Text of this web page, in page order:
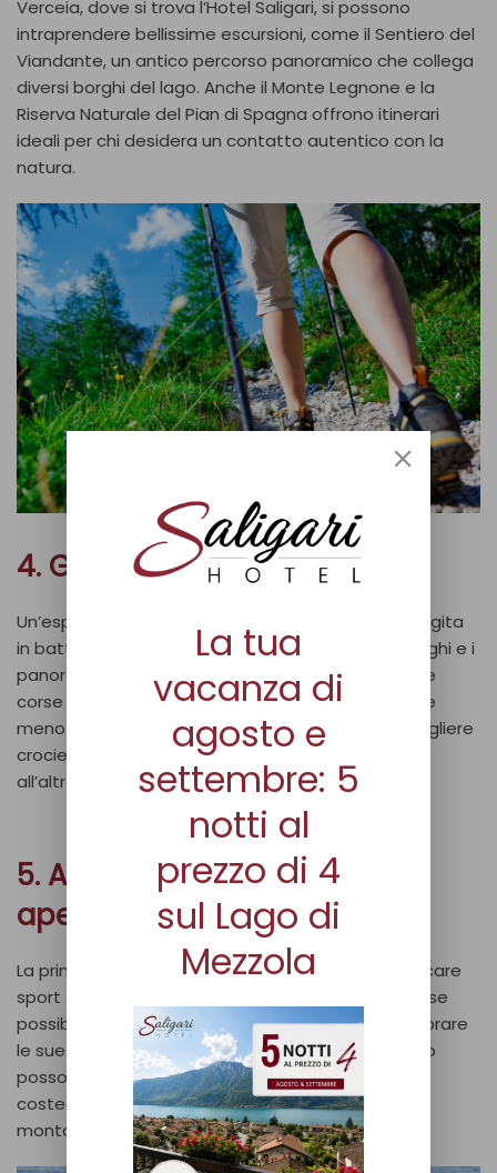
Verceia, dove si trova l’Hotel Saligari, si possono
intraprendere bellissime escursioni, come il Sentiero del
Viandante, un antico percorso panoramico che collega
diversi borghi del lago. Anche il Monte Legnone e la
Riserva Naturale del Pian di Spagna offrono itinerari
ideali per chi desidera un contatto autentico con la
natura.
4. Gite in battello sul lago
Un’esperienza imperdibile sul Lago di Como è una gita
in battello, che permette di ammirare le ville, i borghi e i
panorami mozzafiato da una prospettiva unica. Le
corse primaverili offrono un’atmosfera rilassante e
meno affollata rispetto all’estate. Si possono scegliere
crociere turistiche oppure spostarsi da un paese
all’altro con i traghetti di linea.
5. Attività sportive all’aria
aperta
La primavera è anche la stagione ideale per praticare
sport all’aria aperta. Il Lago di Como offre numerose
possibilità, come il kayak e il SUP, perfetti per esplorare
le sue acque cristalline. Gli appassionati di ciclismo
possono percorrere le strade panoramiche che
costeggiano il lago o avventurarsi nei sentieri di
montagna con la mountain bike o l’e-bike.
La tua
vacanza di
agosto e
settembre: 5
notti al
prezzo di 4
sul Lago di
Mezzola